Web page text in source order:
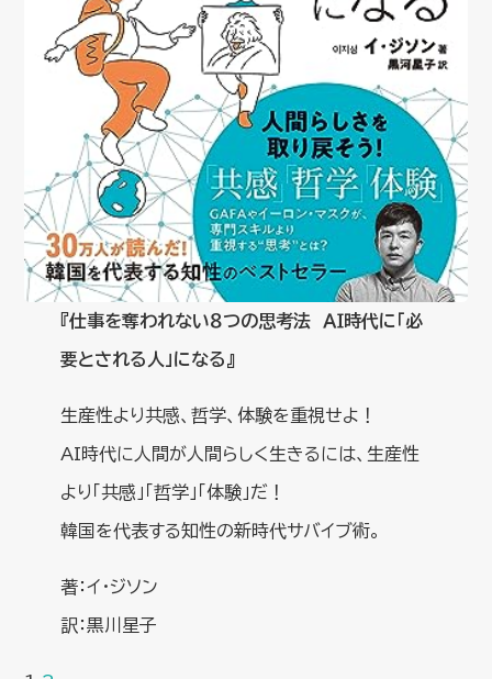
『仕事を奪われない８つの思考法 ＡＩ時代に「必
要とされる人」になる』
生産性より共感、哲学、体験を重視せよ！
AI時代に人間が人間らしく生きるには、生産性
より「共感」「哲学」「体験」だ！
韓国を代表する知性の新時代サバイブ術。
著：イ・ジソン
訳：黒川星子